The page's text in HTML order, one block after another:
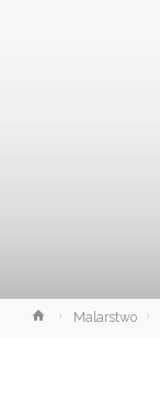
StronaMalarstwo